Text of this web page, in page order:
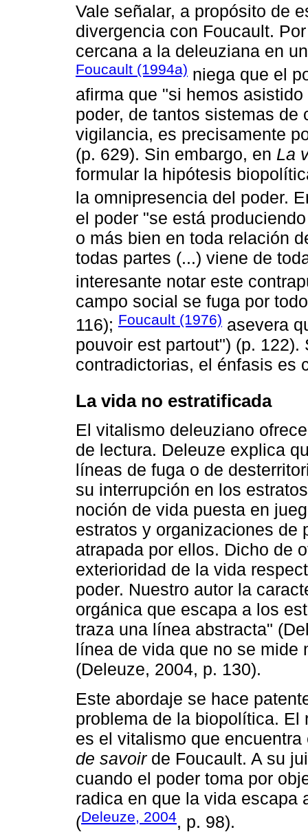
Vale señalar, a propósito de
divergencia con Foucault.
cercana a la deleuziana en
Foucault (1994a) niega que el
afirma que "si hemos
poder, de tantos sistemas de
vigilancia, es precisamente
(p. 629). Sin embargo, en La
formular la hipótesis
la omnipresencia del poder.
el poder "se está
o más bien en toda relación
todas partes (...) viene de
interesante notar este
campo social se fuga por
116); Foucault (1976) asevera
pouvoir est partout") (p.
contradictorias, el énfasis es
La vida no estratificada
El vitalismo deleuziano
de lectura. Deleuze explica
líneas de fuga o de
su interrupción en los
noción de vida puesta en
estratos y organizaciones de
atrapada por ellos. Dicho de
exterioridad de la vida
poder. Nuestro autor la
orgánica que escapa a los
traza una línea abstracta"
línea de vida que no se mide
(Deleuze, 2004, p. 130).
Este abordaje se hace
problema de la biopolítica.
es el vitalismo que
de savoirde Foucault. A su
cuando el poder toma por
radica en que la vida escapa
(Deleuze, 2004, p. 98).